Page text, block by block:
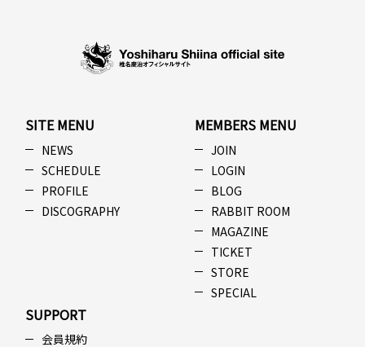
SITE MENU
NEWS
SCHEDULE
PROFILE
DISCOGRAPHY
MEMBERS MENU
JOIN
LOGIN
BLOG
RABBIT ROOM
MAGAZINE
TICKET
STORE
SPECIAL
SUPPORT
会員規約